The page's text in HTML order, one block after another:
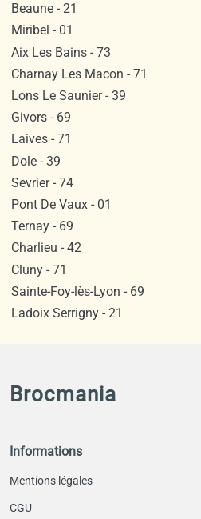
Beaune - 21
Miribel - 01
Aix Les Bains - 73
Charnay Les Macon - 71
Lons Le Saunier - 39
Givors - 69
Laives - 71
Dole - 39
Sevrier - 74
Pont De Vaux - 01
Ternay - 69
Charlieu - 42
Cluny - 71
Sainte-Foy-lès-Lyon - 69
Ladoix Serrigny - 21
Brocmania
Informations
Mentions légales
CGU